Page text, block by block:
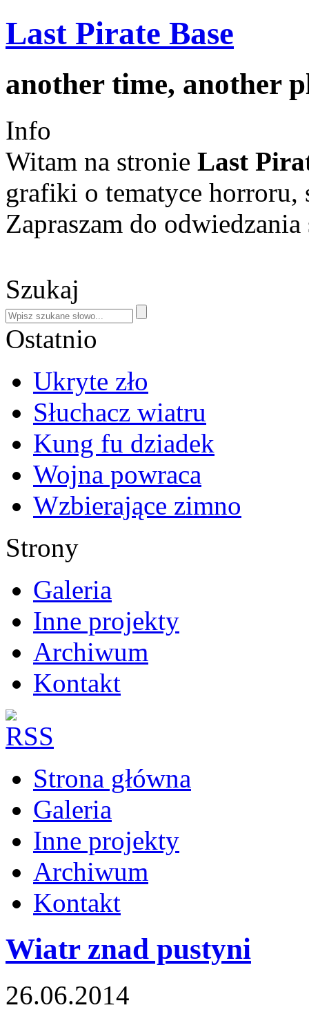
Last Pirate Base
another time, another
Info
Witam na stronie Last
grafiki o tematyce horroru,
Zapraszam do
Szukaj
Ostatnio
Ukryte zło
Słuchacz wiatru
Kung fu dziadek
Wojna powraca
Wzbierające zimno
Strony
Galeria
Inne projekty
Archiwum
Kontakt
Strona główna
Galeria
Inne projekty
Archiwum
Kontakt
Wiatr znad pustyni
26.06.2014